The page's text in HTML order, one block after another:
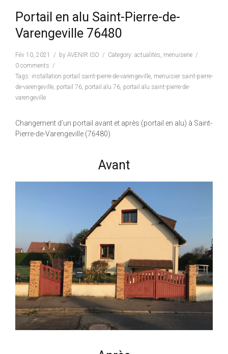
Portail en alu Saint-Pierre-de-
Varengeville 76480
Fév 10, 2021 by AVENIR ISO Category: actualités, menuiserie
0 comments
Tags: installation portail saint-pierre-de-varengeville, menuisier saint-pierre-
de-varengeville, portail 76, portail alu 76, portail alu saint-pierre-de-
varengeville
Changement d’un portail avant et après (portail en alu) à Saint-
Pierre-de-Varengeville (76480)
Avant